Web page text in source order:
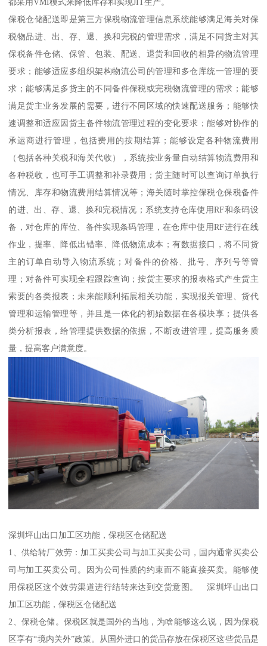
保税仓储配送即是第三方保税物流管理信息系统能够满足海关对保
税物品进、出、存、退、换和完税的管理需求，满足不同货主对其
保税备件仓储、保管、包装、配送、退货和回收的相异的物流管理
要求；能够适应多组织架构物流公司的管理和多仓库统一管理的要
求；能够满足多货主的不同备件保税或完税物流管理的需求；能够
满足货主业务发展的需要，进行不同区域的快速配送服务；能够快
速调整和适应因货主备件物流管理过程的变化要求；能够对协作的
承运商进行管理，包括费用的按期结算；能够设定各种物流费用
（包括各种关税和海关代收），系统按业务量自动结算物流费用和
各种税收，也可手工调整和补录费用；货主随时可以查询订单执行
情况、库存和物流费用结算情况等；海关随时掌控保税仓保税备件
的进、出、存、退、换和完税情况；系统支持仓库使用RF和条码设
备，对仓库的库位、备件实现条码管理，在仓库中使用RF进行在线
作业，提率、降低出错率、降低物流成本；有数据接口，将不同货
主的订单自动导入物流系统；对备件的价格、批号、序列号等管
理；对备件可实现全程跟踪查询；按货主要求的报表格式产生货主
索要的各类报表；未来能顺利拓展相关功能，实现报关管理、货代
管理和运输管理等，并且是一体化的初始数据在各模块享；提供各
类分析报表，给管理提供数据的依据，不断改进管理，提高服务质
量，提高客户满意度。
深圳坪山出口加工区功能，保税区仓储配送
1、供给转厂效劳：加工买卖公司与加工买卖公司，国内通常买卖公
司与加工买卖公司。因为公司性质的约束而不能直接买卖。能够使
用保税区这个效劳渠道进行结转来达到交货意图。 深圳坪山出口
加工区功能，保税区仓储配送
2、保税仓储。保税区就是国外的当地，为啥能够这么说，因为保税
区享有“境内关外”政策。从国外进口的货品存放在保税区这些货品是